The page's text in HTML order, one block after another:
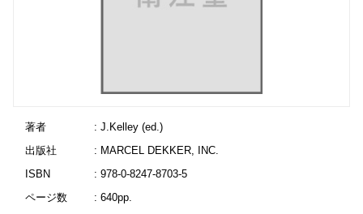
著者
: J.Kelley (ed.)
出版社
: MARCEL DEKKER, INC.
ISBN
: 978-0-8247-8703-5
ページ数
: 640pp.